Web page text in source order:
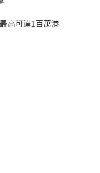
高可達1百萬港